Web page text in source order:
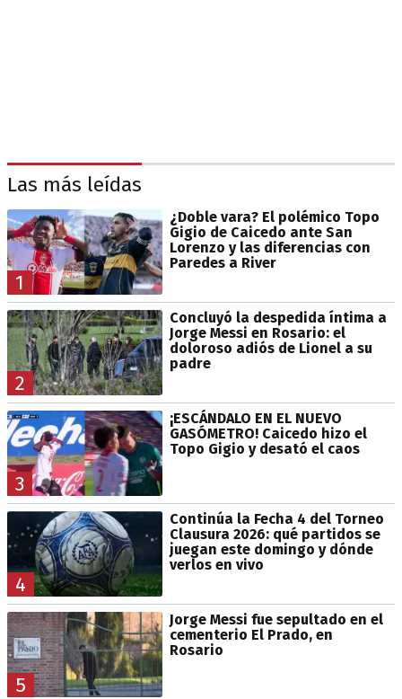
Las más leídas
1
¿Doble vara? El polémico Topo
Gigio de Caicedo ante San
Lorenzo y las diferencias con
Paredes a River
2
Concluyó la despedida íntima a
Jorge Messi en Rosario: el
doloroso adiós de Lionel a su
padre
3
¡ESCÁNDALO EN EL NUEVO
GASÓMETRO! Caicedo hizo el
Topo Gigio y desató el caos
4
Continúa la Fecha 4 del Torneo
Clausura 2026: qué partidos se
juegan este domingo y dónde
verlos en vivo
5
Jorge Messi fue sepultado en el
cementerio El Prado, en
Rosario